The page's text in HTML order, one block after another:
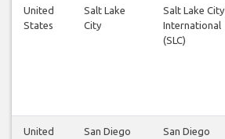
United
States
Salt Lake
City
Salt Lake City
International
(SLC)
United
San Diego
San Diego